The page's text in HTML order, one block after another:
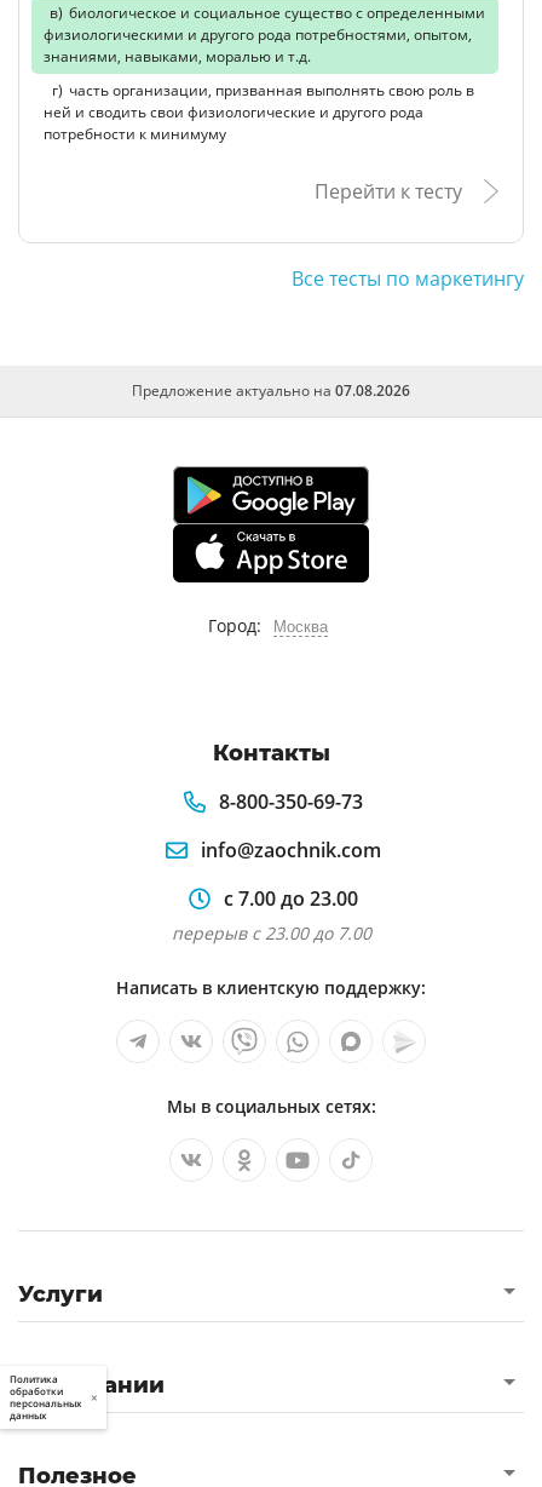
биологическое и социальное существо с определенными
физиологическими и другого рода потребностями, опытом,
знаниями, навыками, моралью и т.д.
часть организации, призванная выполнять свою роль в
ней и сводить свои физиологические и другого рода
потребности к минимуму
Перейти к тесту
Все тесты по маркетингу
Предложение актуально на 07.08.2026
Город: Москва
Контакты
8-800-350-69-73
info@zaochnik.com
с 7.00 до 23.00
перерыв с 23.00 до 7.00
Написать в клиентскую поддержку:
Мы в социальных сетях:
Услуги
О компании
Полезное
Политика
обработки
персональных
данных
×